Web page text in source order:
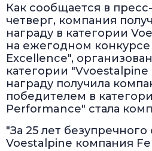
Как сообщается в
четверг, компания
награду в категории
на ежегодном
Excellence",
категории
награду получила
победителем в
Performance" стала
"За 25 лет
Voestalpine компания